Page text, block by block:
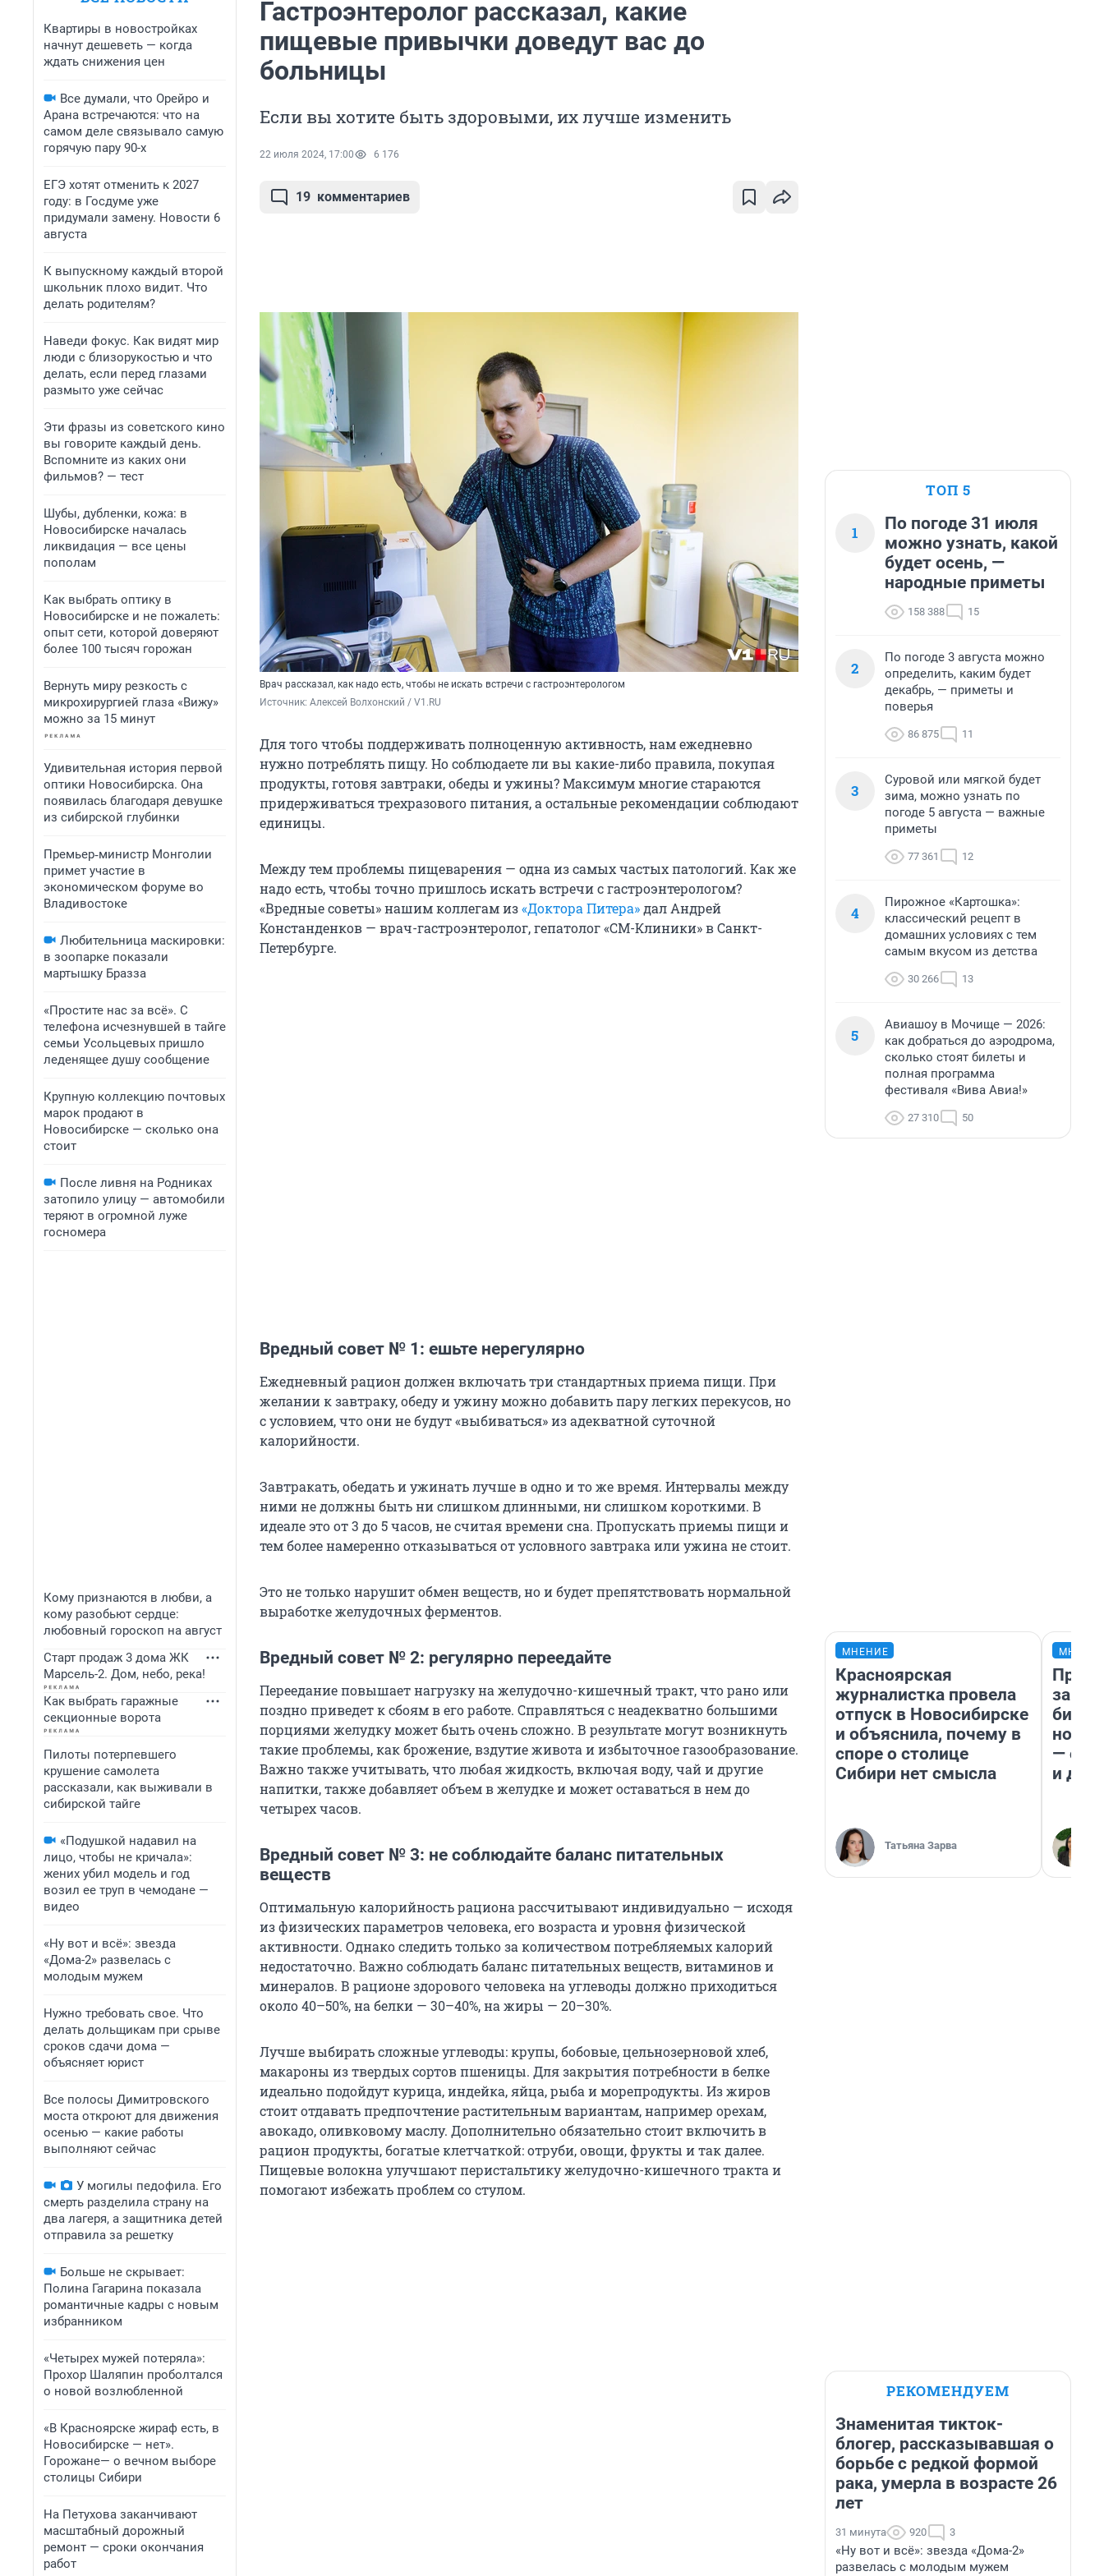
Квартиры в новостройках
начнут дешеветь — когда
ждать снижения цен
Все думали, что Орейро и
Арана встречаются: что на
самом деле связывало самую
горячую пару 90-х
ЕГЭ хотят отменить к 2027
году: в Госдуме уже
придумали замену. Новости 6
августа
К выпускному каждый второй
школьник плохо видит. Что
делать родителям?
Наведи фокус. Как видят мир
люди с близорукостью и что
делать, если перед глазами
размыто уже сейчас
Эти фразы из советского кино
вы говорите каждый день.
Вспомните из каких они
фильмов? — тест
Шубы, дубленки, кожа: в
Новосибирске началась
ликвидация — все цены
пополам
Как выбрать оптику в
Новосибирске и не пожалеть:
опыт сети, которой доверяют
более 100 тысяч горожан
Вернуть миру резкость с
микрохирургией глаза «Вижу»
можно за 15 минут
Удивительная история первой
оптики Новосибирска. Она
появилась благодаря девушке
из сибирской глубинки
Премьер‑министр Монголии
примет участие в
экономическом форуме во
Владивостоке
Любительница маскировки:
в зоопарке показали
мартышку Бразза
«Простите нас за всё». С
телефона исчезнувшей в тайге
семьи Усольцевых пришло
леденящее душу сообщение
Крупную коллекцию почтовых
марок продают в
Новосибирске — сколько она
стоит
После ливня на Родниках
затопило улицу — автомобили
теряют в огромной луже
госномера
Кому признаются в любви, а
кому разобьют сердце:
любовный гороскоп на август
Старт продаж 3 дома ЖК
Марсель-2. Дом, небо, река!
Как выбрать гаражные
секционные ворота
Пилоты потерпевшего
крушение самолета
рассказали, как выживали в
сибирской тайге
«Подушкой надавил на
лицо, чтобы не кричала»:
жених убил модель и год
возил ее труп в чемодане —
видео
«Ну вот и всё»: звезда
«Дома-2» развелась с
молодым мужем
Нужно требовать свое. Что
делать дольщикам при срыве
сроков сдачи дома —
объясняет юрист
Все полосы Димитровского
моста откроют для движения
осенью — какие работы
выполняют сейчас
У могилы педофила. Его
смерть разделила страну на
два лагеря, а защитника детей
отправила за решетку
Больше не скрывает:
Полина Гагарина показала
романтичные кадры с новым
избранником
«Четырех мужей потеряла»:
Прохор Шаляпин проболтался
о новой возлюбленной
«В Красноярске жираф есть, в
Новосибирске — нет».
Горожане— о вечном выборе
столицы Сибири
На Петухова заканчивают
масштабный дорожный
ремонт — сроки окончания
работ
Гастроэнтеролог рассказал, какие
пищевые привычки доведут вас до
больницы
Если вы хотите быть здоровыми, их лучше изменить
22 июля 2024, 17:00 6 176
19 комментариев
Врач рассказал, как надо есть, чтобы не искать встречи с гастроэнтерологом
Источник: Алексей Волхонский / V1.RU
Для того чтобы поддерживать полноценную активность, нам ежедневно
нужно потреблять пищу. Но соблюдаете ли вы какие-либо правила, покупая
продукты, готовя завтраки, обеды и ужины? Максимум многие стараются
придерживаться трехразового питания, а остальные рекомендации соблюдают
единицы.
Между тем проблемы пищеварения — одна из самых частых патологий. Как же
надо есть, чтобы точно пришлось искать встречи с гастроэнтерологом?
«Вредные советы» нашим коллегам из«Доктора Питера»дал Андрей
Констанденков — врач-гастроэнтеролог, гепатолог «СМ-Клиники» в Санкт-
Петербурге.
Вредный совет № 1: ешьте нерегулярно
Ежедневный рацион должен включать три стандартных приема пищи. При
желании к завтраку, обеду и ужину можно добавить пару легких перекусов, но
с условием, что они не будут «выбиваться» из адекватной суточной
калорийности.
Завтракать, обедать и ужинать лучше в одно и то же время. Интервалы между
ними не должны быть ни слишком длинными, ни слишком короткими. В
идеале это от 3 до 5 часов, не считая времени сна. Пропускать приемы пищи и
тем более намеренно отказываться от условного завтрака или ужина не стоит.
Это не только нарушит обмен веществ, но и будет препятствовать нормальной
выработке желудочных ферментов.
Вредный совет № 2: регулярно переедайте
Переедание повышает нагрузку на желудочно-кишечный тракт, что рано или
поздно приведет к сбоям в его работе. Справляться с неадекватно большими
порциями желудку может быть очень сложно. В результате могут возникнуть
такие проблемы, как брожение, вздутие живота и избыточное газообразование.
Важно также учитывать, что любая жидкость, включая воду, чай и другие
напитки, также добавляет объем в желудке и может оставаться в нем до
четырех часов.
Вредный совет № 3: не соблюдайте баланс питательных
веществ
Оптимальную калорийность рациона рассчитывают индивидуально — исходя
из физических параметров человека, его возраста и уровня физической
активности. Однако следить только за количеством потребляемых калорий
недостаточно. Важно соблюдать баланс питательных веществ, витаминов и
минералов. В рационе здорового человека на углеводы должно приходиться
около 40–50%, на белки — 30–40%, на жиры — 20–30%.
Лучше выбирать сложные углеводы: крупы, бобовые, цельнозерновой хлеб,
макароны из твердых сортов пшеницы. Для закрытия потребности в белке
идеально подойдут курица, индейка, яйца, рыба и морепродукты. Из жиров
стоит отдавать предпочтение растительным вариантам, например орехам,
авокадо, оливковому маслу. Дополнительно обязательно стоит включить в
рацион продукты, богатые клетчаткой: отруби, овощи, фрукты и так далее.
Пищевые волокна улучшают перистальтику желудочно-кишечного тракта и
помогают избежать проблем со стулом.
ТОП 5
1
По погоде 31 июля
можно узнать, какой
будет осень, —
народные приметы
158 388 15
2
По погоде 3 августа можно
определить, каким будет
декабрь, — приметы и
поверья
86 875 11
3
Суровой или мягкой будет
зима, можно узнать по
погоде 5 августа — важные
приметы
77 361 12
4
Пирожное «Картошка»:
классический рецепт в
домашних условиях с тем
самым вкусом из детства
30 266 13
5
Авиашоу в Мочище — 2026:
как добраться до аэродрома,
сколько стоят билеты и
полная программа
фестиваля «Вива Авиа!»
27 310 50
МНЕНИЕ
Красноярская
журналистка провела
отпуск в Новосибирске
и объяснила, почему в
споре о столице
Сибири нет смысла
Татьяна Зарва
— он
и
РЕКОМЕНДУЕМ
Знаменитая тикток-
блогер, рассказывавшая о
борьбе с редкой формой
рака, умерла в возрасте 26
лет
31 минута 920 3
«Ну вот и всё»: звезда «Дома-2»
развелась с молодым мужем